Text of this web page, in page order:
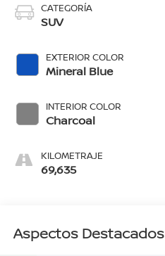
CATEGORÍA
SUV
EXTERIOR COLOR
Mineral Blue
INTERIOR COLOR
Charcoal
KILOMETRAJE
69,635
Aspectos Destacados